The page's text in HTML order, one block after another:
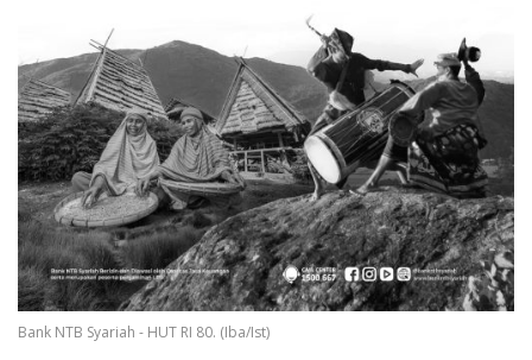
Bank NTB Syariah - HUT RI 80. (Iba/Ist)